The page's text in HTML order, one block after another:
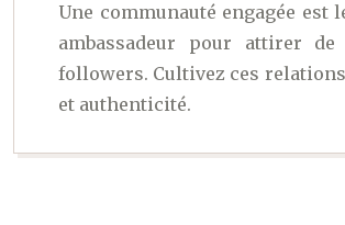
Une communauté engagée est
ambassadeur pour attirer de
followers. Cultivez ces
et authenticité.